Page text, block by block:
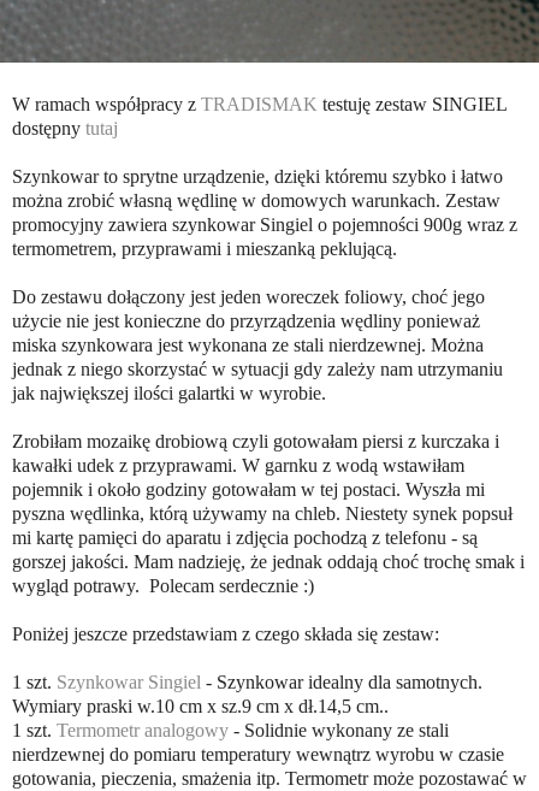
W ramach współpracy z TRADISMAK testuję zestaw SINGIEL
dostępny tutaj
Szynkowar to sprytne urządzenie, dzięki któremu szybko i łatwo
można zrobić własną wędlinę w domowych warunkach. Zestaw
promocyjny zawiera szynkowar Singiel o pojemności 900g wraz z
termometrem, przyprawami i mieszanką peklującą.
Do zestawu dołączony jest jeden woreczek foliowy, choć jego
użycie nie jest konieczne do przyrządzenia wędliny ponieważ
miska szynkowara jest wykonana ze stali nierdzewnej. Można
jednak z niego skorzystać w sytuacji gdy zależy nam utrzymaniu
jak największej ilości galartki w wyrobie.
Zrobiłam mozaikę drobiową czyli gotowałam piersi z kurczaka i
kawałki udek z przyprawami. W garnku z wodą wstawiłam
pojemnik i około godziny gotowałam w tej postaci. Wyszła mi
pyszna wędlinka, którą używamy na chleb. Niestety synek popsuł
mi kartę pamięci do aparatu i zdjęcia pochodzą z telefonu - są
gorszej jakości. Mam nadzieję, że jednak oddają choć trochę smak i
wygląd potrawy. Polecam serdecznie :)
Poniżej jeszcze przedstawiam z czego składa się zestaw:
1 szt. Szynkowar Singiel - Szynkowar idealny dla samotnych.
Wymiary praski w.10 cm x sz.9 cm x dł.14,5 cm..
1 szt. Termometr analogowy - Solidnie wykonany ze stali
nierdzewnej do pomiaru temperatury wewnątrz wyrobu w czasie
gotowania, pieczenia, smażenia itp. Termometr może pozostawać w